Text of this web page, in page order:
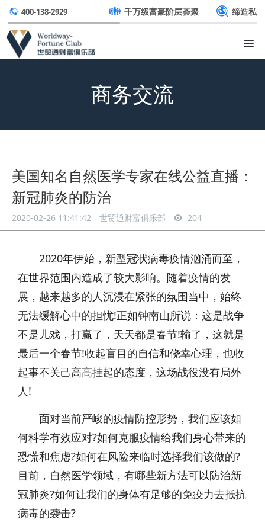
400-138-2929 千万级富豪阶层荟聚 缔造私
商务交流
美国知名自然医学专家在线公益直播：
新冠肺炎的防治
2020-02-26 11:41:42 世贸通财富俱乐部 204
2020年伊始，新型冠状病毒疫情汹涌而至，
在世界范围内造成了较大影响。随着疫情的发
展，越来越多的人沉浸在紧张的氛围当中，始终
无法缓解心中的担忧!正如钟南山所说：这是战争
不是儿戏，打赢了，天天都是春节!输了，这就是
最后一个春节!收起盲目的自信和侥幸心理，也收
起事不关己高高挂起的态度，这场战役没有局外
人!
面对当前严峻的疫情防控形势，我们应该如
何科学有效应对?如何克服疫情给我们身心带来的
恐慌和焦虑?如何在风险来临时选择我们该做的?
目前，自然医学领域，有哪些新方法可以防治新
冠肺炎?如何让我们的身体有足够的免疫力去抵抗
病毒的袭击?